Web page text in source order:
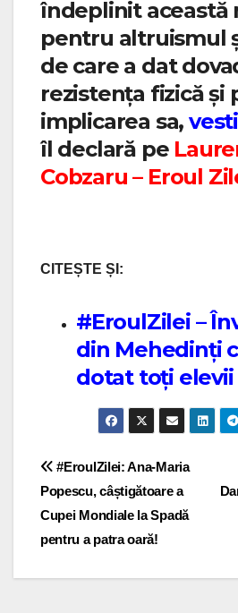
îndeplinit această
pentru altruismul
de care a dat
rezistența fizică și
implicarea sa,
îl declară pe
Cobzaru – Eroul
CITEȘTE ȘI:
#EroulZilei –
din Mehedinți
dotat toți
Post
#EroulZilei: Ana-Maria
Popescu, câștigătoare a
Cupei Mondiale la Spadă
pentru a patra oară!